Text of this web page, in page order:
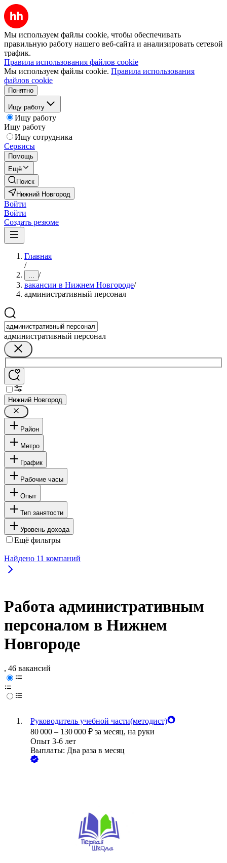
Мы используем файлы cookie, чтобы обеспечивать
правильную работу нашего веб-сайта и анализировать сетевой
трафик.
Правила использования файлов cookie
Мы используем файлы cookie. Правила использования
файлов cookie
Понятно
Ищу работу
Ищу работу
Ищу работу
Ищу сотрудника
Сервисы
Помощь
Ещё
Поиск
Нижний Новгород
Войти
Войти
Создать резюме
Главная
/
... /
вакансии в Нижнем Новгороде/
административный персонал
административный персонал
Нижний Новгород
Район
Метро
График
Рабочие часы
Опыт
Тип занятости
Уровень дохода
Ещё фильтры
Найдено 11 компаний
Работа административным
персоналом в Нижнем
Новгороде
, 46 вакансий
Руководитель учебной части(методист)
80 000 – 130 000 ₽ за месяц, на руки
Опыт 3-6 лет
Выплаты: Два раза в месяц